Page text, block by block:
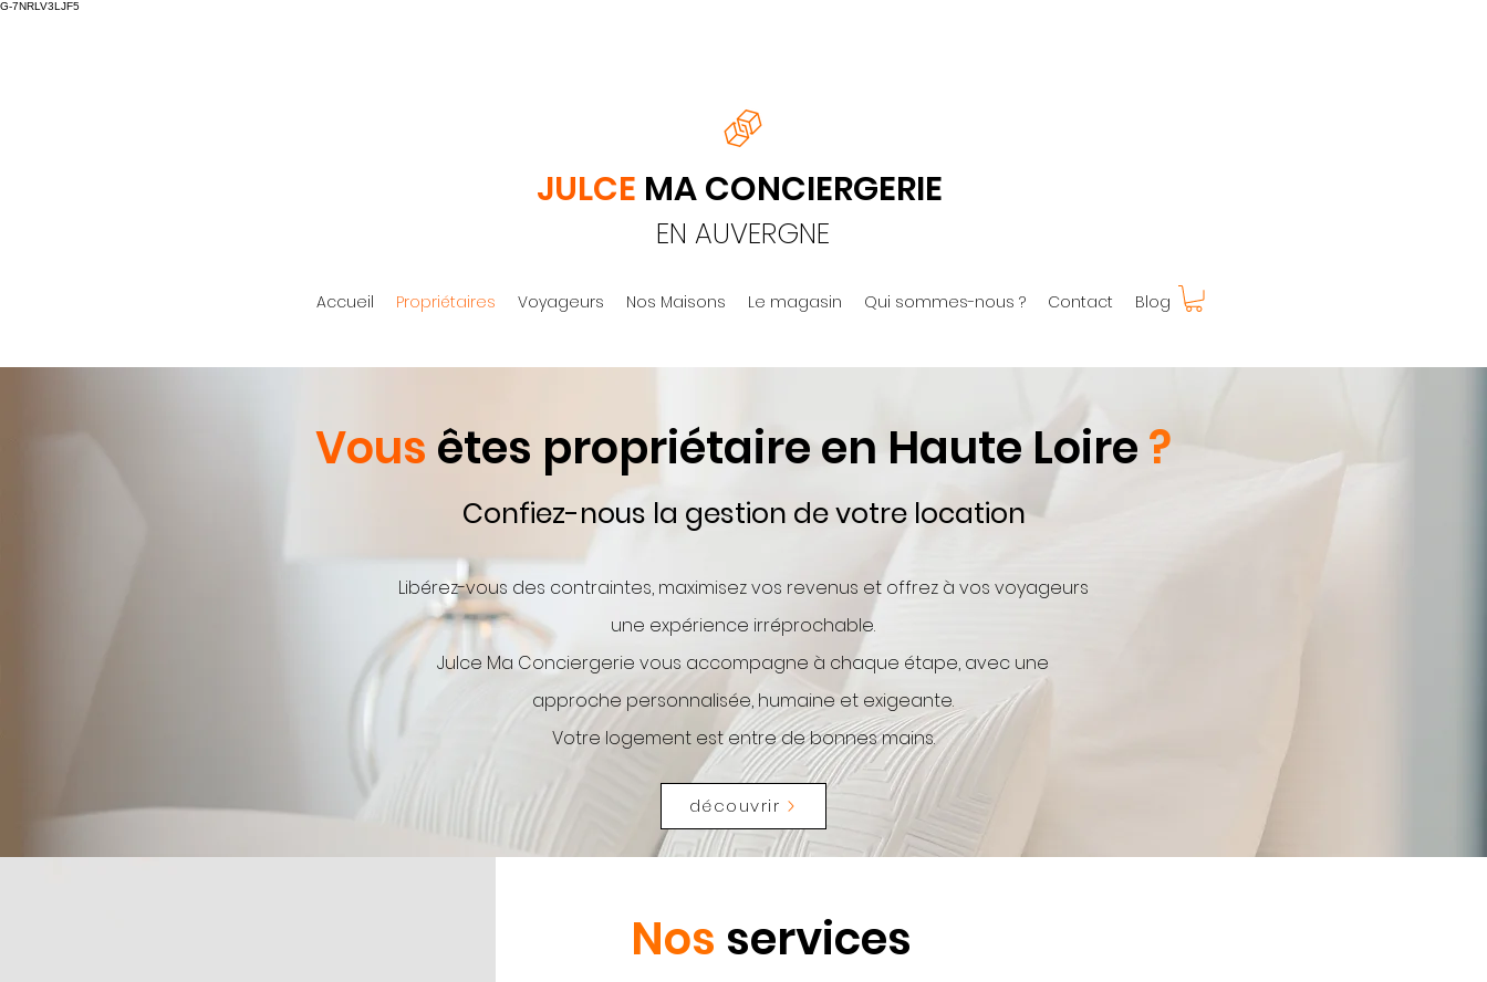
G-7NRLV3LJF5
JULCE MA CONCIERGERIE
EN AUVERGNE
Accueil Propriétaires Voyageurs Nos Maisons Le magasin Qui sommes-nous ? Contact Blog
Libérez-vous des contraintes, maximisez vos revenus et offrez à vos voyageurs
une expérience irréprochable.
Julce Ma Conciergerie vous accompagne à chaque étape, avec une
approche personnalisée, humaine et exigeante.
Votre logement est entre de bonnes mains.
découvrir
Vous êtes propriétaire en Haute Loire?
Confiez-nous la gestion de votre location
Nos services